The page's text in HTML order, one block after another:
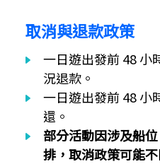
取消與退款政策
一日遊出發前 48 小
況退款。
一日遊出發前 48 小
還。
部分活動因涉及船
排，取消政策可能不